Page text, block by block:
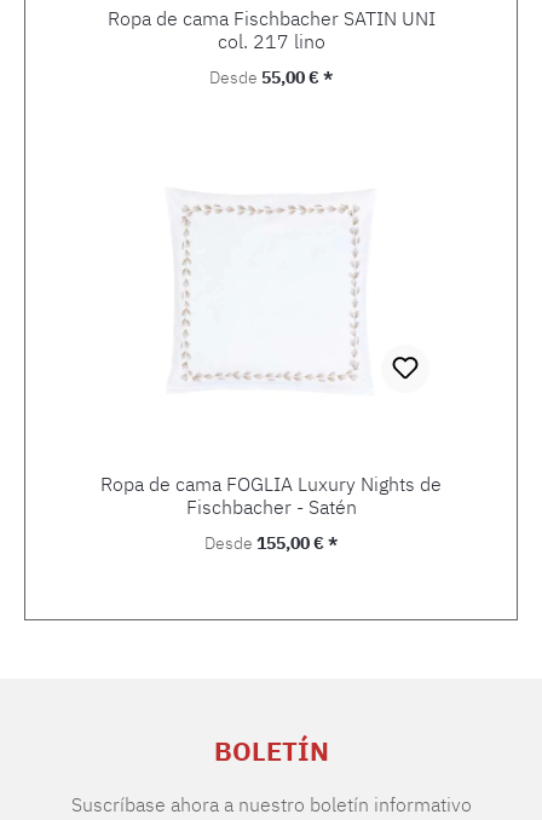
Ropa de cama Fischbacher SATIN UNI
col. 217 lino
Precio normal:
Desde 55,00 € *
Ropa de cama FOGLIA Luxury Nights de
Fischbacher - Satén
Precio normal:
Desde 155,00 € *
BOLETÍN
Suscríbase ahora a nuestro boletín informativo